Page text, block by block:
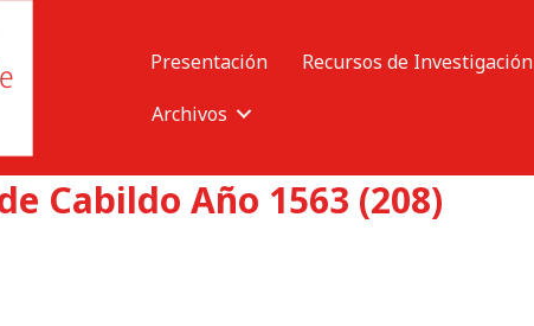
Presentación Recursos de Investigación
Archivos
Cabildo Año 1563 (208)